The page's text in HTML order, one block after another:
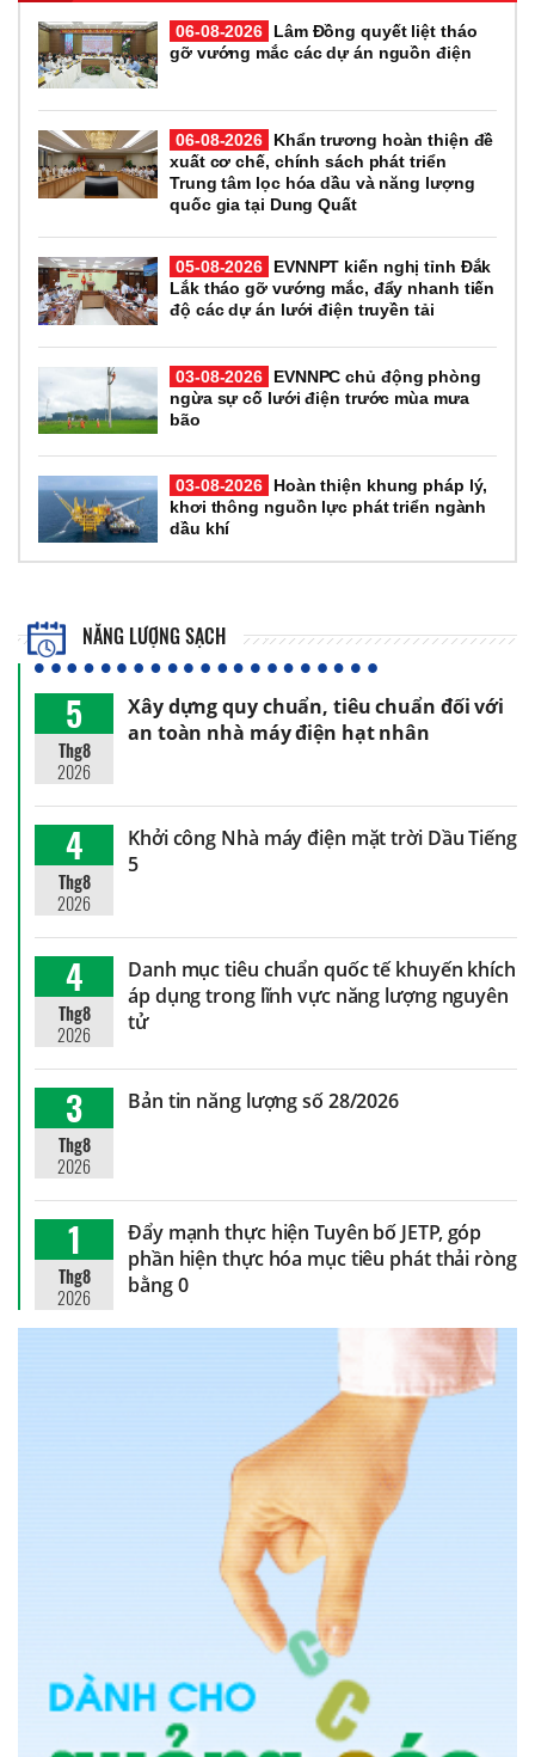
06-08-2026
Lâm Đồng quyết liệt tháo
gỡ vướng mắc các dự án nguồn điện
06-08-2026
Khẩn trương hoàn thiện đề
xuất cơ chế, chính sách phát triển
Trung tâm lọc hóa dầu và năng lượng
quốc gia tại Dung Quất
05-08-2026
EVNNPT kiến nghị tỉnh Đắk
Lắk tháo gỡ vướng mắc, đẩy nhanh tiến
độ các dự án lưới điện truyền tải
03-08-2026
EVNNPC chủ động phòng
ngừa sự cố lưới điện trước mùa mưa
bão
03-08-2026
Hoàn thiện khung pháp lý,
khơi thông nguồn lực phát triển ngành
dầu khí
NĂNG LƯỢNG SẠCH
5
Thg8
2026
Xây dựng quy chuẩn, tiêu chuẩn đối với
an toàn nhà máy điện hạt nhân
4
Thg8
2026
Khởi công Nhà máy điện mặt trời Dầu Tiếng
5
4
Thg8
2026
Danh mục tiêu chuẩn quốc tế khuyến khích
áp dụng trong lĩnh vực năng lượng nguyên
tử
3
Thg8
2026
Bản tin năng lượng số 28/2026
1
Thg8
2026
Đẩy mạnh thực hiện Tuyên bố JETP, góp
phần hiện thực hóa mục tiêu phát thải ròng
bằng 0